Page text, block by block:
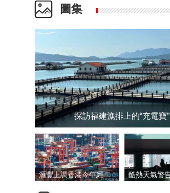
圖集
探訪福建漁排上的“充電寶”
滙豐上調香港今年經濟增長預測至4.5%